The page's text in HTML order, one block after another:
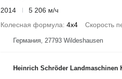
2014
5 206 м/ч
Колесная формула 4x4 Скорость
Германия, 27793 Wildeshausen
Heinrich Schröder Landmaschinen